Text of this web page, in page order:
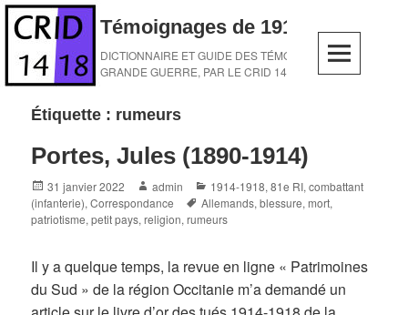
Skip
content
Témoignages de 1914-1918
DICTIONNAIRE ET GUIDE DES TÉMOINS DE LA
GRANDE GUERRE, PAR LE CRID 14-18
Étiquette : rumeurs
Portes, Jules (1890-1914)
Posted
on
31 janvier 2022 Author
admin Categories
1914-1918,81e RI,combattant
(infanterie),Correspondance Tags
Allemands,blessure,mort,
patriotisme,petit pays,religion,rumeurs
Il y a quelque temps, la revue en ligne « Patrimoines
du Sud » de la région Occitanie m’a demandé un